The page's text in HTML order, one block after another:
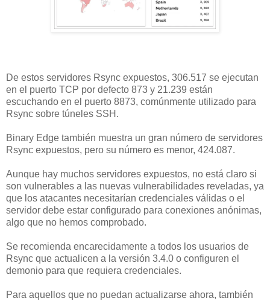
De estos servidores Rsync expuestos, 306.517 se ejecutan
en el puerto TCP por defecto 873 y 21.239 están
escuchando en el puerto 8873, comúnmente utilizado para
Rsync sobre túneles SSH.
Binary Edge también muestra un gran número de servidores
Rsync expuestos, pero su número es menor, 424.087.
Aunque hay muchos servidores expuestos, no está claro si
son vulnerables a las nuevas vulnerabilidades reveladas, ya
que los atacantes necesitarían credenciales válidas o el
servidor debe estar configurado para conexiones anónimas,
algo que no hemos comprobado.
Se recomienda encarecidamente a todos los usuarios de
Rsync que actualicen a la versión 3.4.0 o configuren el
demonio para que requiera credenciales.
Para aquellos que no puedan actualizarse ahora, también